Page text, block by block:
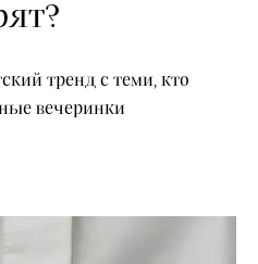
тренд с теми, кто
вечеринки